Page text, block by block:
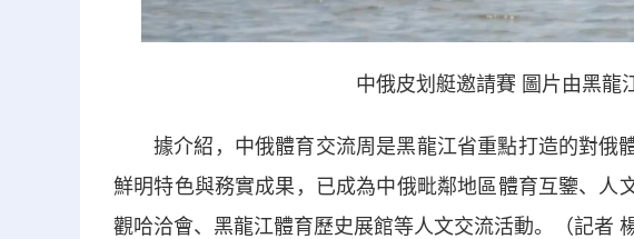
中俄皮划艇邀請賽 圖片由黑龍
據介紹，中俄體育交流周是黑龍江省重點打造的對俄
鮮明特色與務實成果，已成為中俄毗鄰地區體育互鑒、人
觀哈洽會、黑龍江體育歷史展館等人文交流活動。
（記者